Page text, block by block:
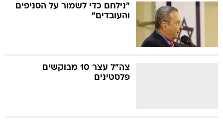
"נילחם כדי לשמור על הסניפים
והעובדים"
צה"ל עצר 10 מבוקשים
פלסטינים